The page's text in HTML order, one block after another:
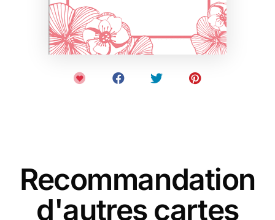
Recommandation
d'autres cartes